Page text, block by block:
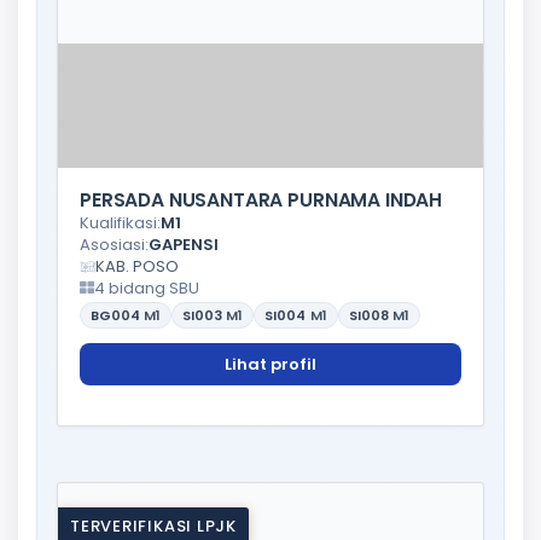
PERSADA NUSANTARA PURNAMA INDAH
Kualifikasi:M1
Asosiasi:GAPENSI
KAB. POSO
4 bidang SBU
BG004 M1 SI003 M1 SI004 M1 SI008 M1
Lihat profil
TERVERIFIKASI LPJK